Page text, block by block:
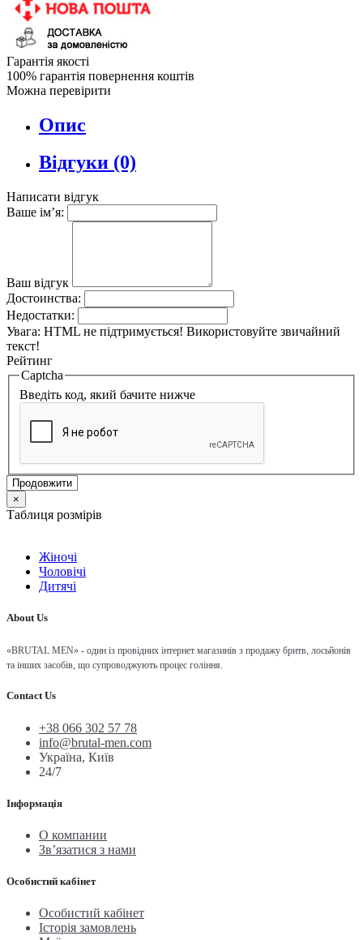
Гарантія якості
100% гарантія повернення коштів
Можна перевірити
Опис
Відгуки (0)
Написати відгук
Ваше ім’я:
Ваш відгук
Достоинства:
Недостатки:
Увага: HTML не підтримується! Використовуйте звичайний
текст!
Рейтинг
Captcha
Введіть код, який бачите нижче
Продовжити
×
Таблиця розмірів
Жіночі
Чоловічі
Дитячі
About Us
«BRUTAL MEN» - один із провідних інтернет магазинів з продажу бритв, лосьйонів
та інших засобів, що супроводжують процес гоління.
Contact Us
+38 066 302 57 78
info@brutal-men.com
Україна, Київ
24/7
Інформація
О компании
Зв’язатися з нами
Особистий кабінет
Особистий кабінет
Історія замовлень